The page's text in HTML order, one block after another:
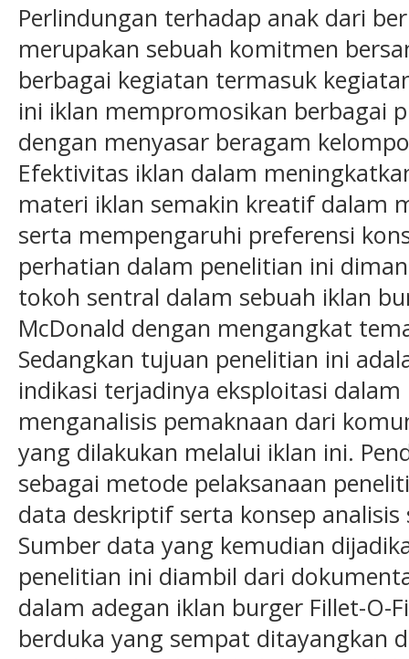
Perlindungan terhadap anak dari
merupakan sebuah komitmen
berbagai kegiatan termasuk
ini iklan mempromosikan berbagai
dengan menyasar beragam
Efektivitas iklan dalam
materi iklan semakin kreatif dalam
serta mempengaruhi preferensi
perhatian dalam penelitian ini
tokoh sentral dalam sebuah iklan
McDonald dengan mengangkat
Sedangkan tujuan penelitian ini
indikasi terjadinya eksploitasi
menganalisis pemaknaan dari
yang dilakukan melalui iklan ini.
sebagai metode pelaksanaan
data deskriptif serta konsep
Sumber data yang kemudian
penelitian ini diambil dari
dalam adegan iklan burger Fillet-O-
berduka yang sempat ditayangkan